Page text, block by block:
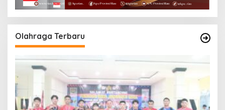
Olahraga Terbaru